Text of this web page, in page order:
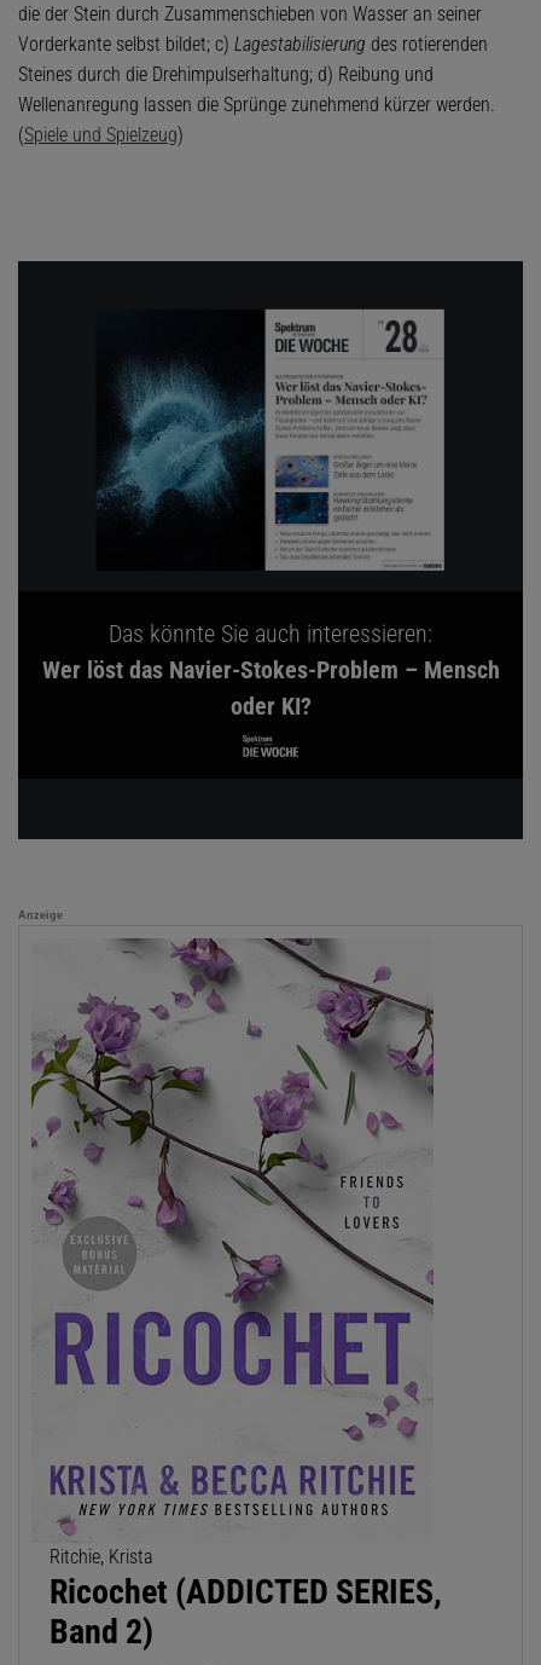
die der Stein durch Zusammenschieben von Wasser an seiner
Vorderkante selbst bildet; c) Lagestabilisierung des rotierenden
Steines durch die Drehimpulserhaltung; d) Reibung und
Wellenanregung lassen die Sprünge zunehmend kürzer werden.
(Spiele und Spielzeug)
Das könnte Sie auch interessieren:
Wer löst das Navier-Stokes-Problem – Mensch
oder KI?
Anzeige
Ritchie, Krista
Ricochet (ADDICTED SERIES,
Band 2)